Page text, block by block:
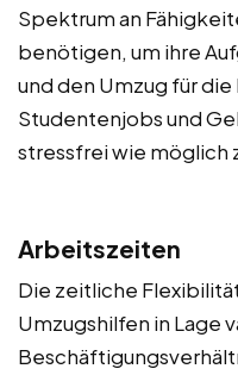
Spektrum an
benötigen, um ihre
und den Umzug für
Studentenjobs und
stressfrei wie möglich
Arbeitszeiten
Die zeitliche
Umzugshilfen in Lage